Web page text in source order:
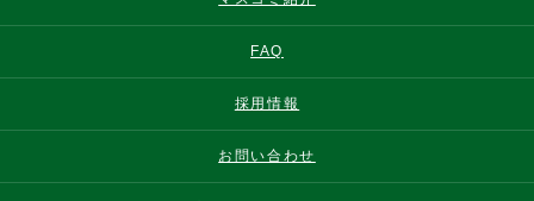
FAQ
採用情報
お問い合わせ